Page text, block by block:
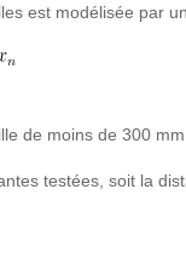
est modélisée par
de moins de 300
testées, soit la